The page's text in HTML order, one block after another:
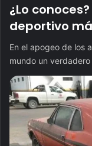
¿Lo
deportivo
En el apogeo de los
mundo un